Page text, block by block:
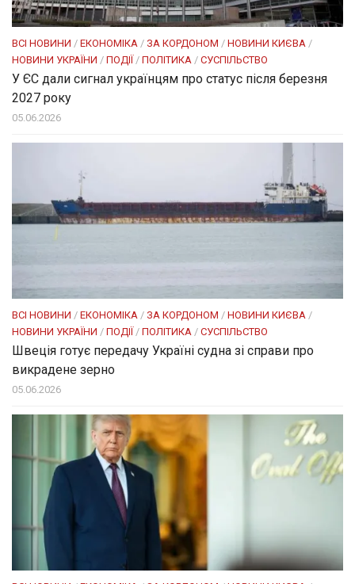
ВСІ НОВИНИ / ЕКОНОМІКА / ЗА КОРДОНОМ / НОВИНИ КИЄВА /
НОВИНИ УКРАЇНИ / ПОДІЇ/ ПОЛІТИКА / СУСПІЛЬСТВО
У ЄС дали сигнал українцям про статус після березня
2027 року
05.06.2026
ВСІ НОВИНИ / ЕКОНОМІКА / ЗА КОРДОНОМ / НОВИНИ КИЄВА /
НОВИНИ УКРАЇНИ / ПОДІЇ/ ПОЛІТИКА / СУСПІЛЬСТВО
Швеція готує передачу Україні судна зі справи про
викрадене зерно
05.06.2026